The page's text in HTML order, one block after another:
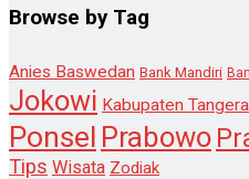
Browse by Tag
Anies Baswedan Bank Mandiri
Jokowi Kabupaten
Ponsel Prabowo
Tips Wisata Zodiak